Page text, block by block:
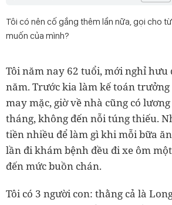
Tôi có nên cố gắng thêm lần nữa, gọi cho
muốn của mình?
Tôi năm nay 62 tuổi, mới nghỉ hưu
năm. Trước kia làm kế toán trưởng
may mặc, giờ về nhà cũng có
tháng, không đến nỗi túng thiếu.
tiền nhiều để làm gì khi mỗi bữa
lần đi khám bệnh đều đi xe ôm
đến mức buồn chán.
Tôi có 3 người con: thằng cả là